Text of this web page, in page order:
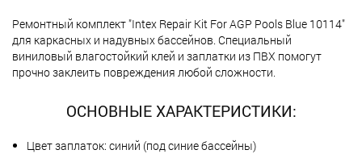
Ремонтный комплект "Intex Repair Kit For AGP Pools Blue 10114"
для каркасных и надувных бассейнов. Специальный
виниловый влагостойкий клей и заплатки из ПВХ помогут
прочно заклеить повреждения любой сложности.
ОСНОВНЫЕ ХАРАКТЕРИСТИКИ:
Цвет заплаток: синий (под синие бассейны)